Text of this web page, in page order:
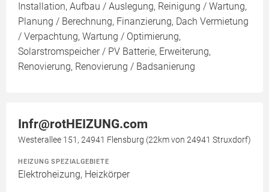
Installation, Aufbau / Auslegung, Reinigung / Wartung,
Planung / Berechnung, Finanzierung, Dach Vermietung
/ Verpachtung, Wartung / Optimierung,
Solarstromspeicher / PV Batterie, Erweiterung,
Renovierung, Renovierung / Badsanierung
Infr@rotHEIZUNG.com
Westerallee 151, 24941 Flensburg (22km von 24941 Struxdorf)
HEIZUNG SPEZIALGEBIETE
Elektroheizung, Heizkörper